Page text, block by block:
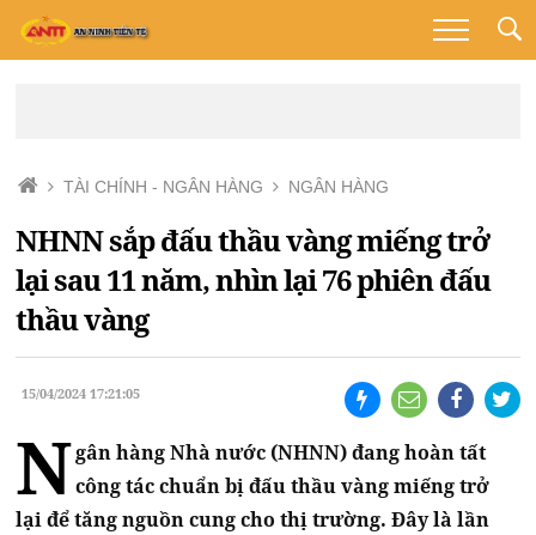
TÀI CHÍNH - NGÂN HÀNG NGÂN HÀNG
NHNN sắp đấu thầu vàng miếng trở
lại sau 11 năm, nhìn lại 76 phiên đấu
thầu vàng
15/04/2024 17:21:05
Ngân hàng Nhà nước (NHNN) đang hoàn tất
công tác chuẩn bị đấu thầu vàng miếng trở
lại để tăng nguồn cung cho thị trường. Đây là lần